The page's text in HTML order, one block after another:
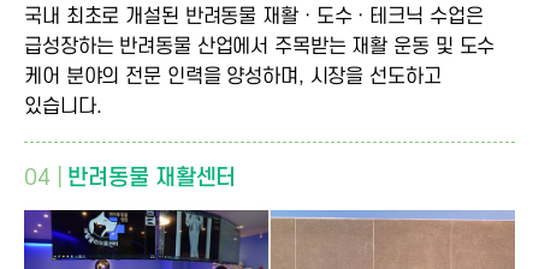
국내 최초로 개설된 반려동물 재활ㆍ도수ㆍ테크닉 수업은
급성장하는 반려동물 산업에서 주목받는 재활 운동 및 도수
케어 분야의 전문 인력을 양성하며, 시장을 선도하고
있습니다.
04 | 반려동물 재활센터